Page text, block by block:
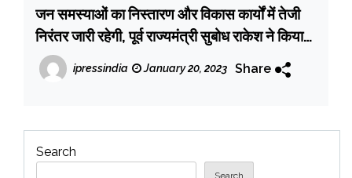
जन समस्याओं का निस्तारण और विकास कार्यों में तेजी
निरंतर जारी रहेगी, पूर्व राज्यमंत्री सुबोध राकेश ने किया
इंटरलॉकिंग टाइल्स सड़क का उद्घाटन
ipressindia January 20, 2023 Share
Search
Search